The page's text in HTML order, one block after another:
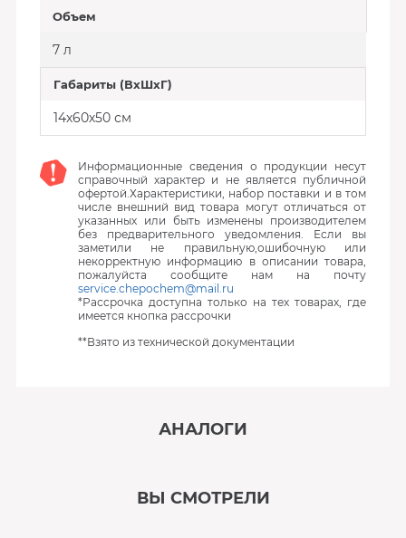
Объем
7 л
Габариты (ВхШхГ)
14х60х50 см
Информационные сведения о продукции несут
справочный характер и не является публичной
офертой.Характеристики, набор поставки и в том
числе внешний вид товара могут отличаться от
указанных или быть изменены производителем
без предварительного уведомления. Если вы
заметили не правильную,ошибочную или
некорректную информацию в описании товара,
пожалуйста сообщите нам на почту
service.chepochem@mail.ru
*Рассрочка доступна только на тех товарах, где
имеется кнопка рассрочки
**Взято из технической документации
АНАЛОГИ
ВЫ СМОТРЕЛИ